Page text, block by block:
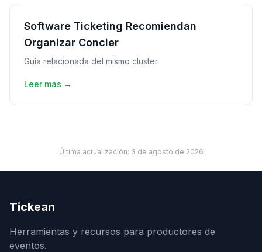
Software Ticketing Recomiendan
Organizar Concier
Guía relacionada del mismo cluster.
Leer mas →
Última actualización: 3 de agosto de 2026
Tickean
Herramientas y recursos para productores de
eventos.